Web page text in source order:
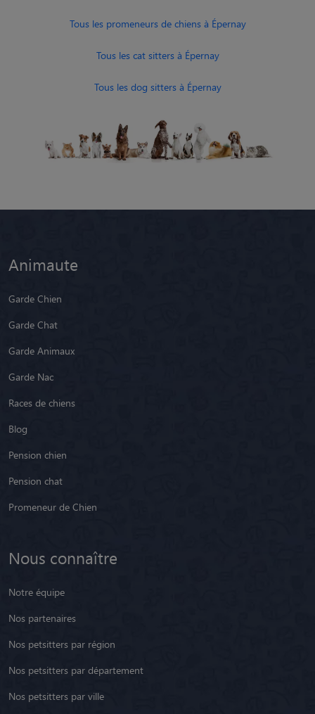
Tous les promeneurs de chiens à Épernay
Tous les cat sitters à Épernay
Tous les dog sitters à Épernay
Animaute
Garde Chien
Garde Chat
Garde Animaux
Garde Nac
Races de chiens
Blog
Pension chien
Pension chat
Promeneur de Chien
Nous connaître
Notre équipe
Nos partenaires
Nos petsitters par région
Nos petsitters par département
Nos petsitters par ville